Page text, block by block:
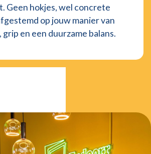
Geen hokjes, wel concrete
op jouw manier van
grip en een duurzame balans.